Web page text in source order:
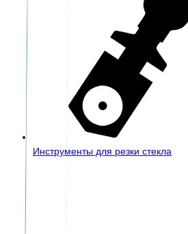
Инструменты для резки стекла